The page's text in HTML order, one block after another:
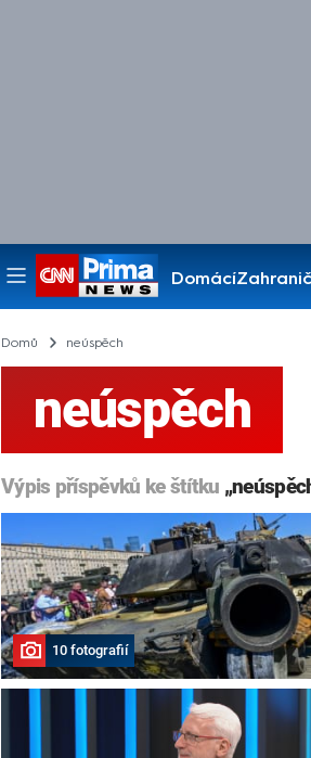
Domácí
Pořady
Domů neúspěch
neúspěch
Výpis příspěvků ke štítku
10 fotografií